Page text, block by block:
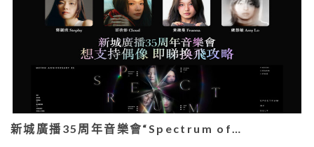
新城廣播35周年音樂會“Spectrum of…